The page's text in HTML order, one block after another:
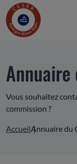
Annuaire
Vous souhaitez
commission ?
AccueilAnnuaire du